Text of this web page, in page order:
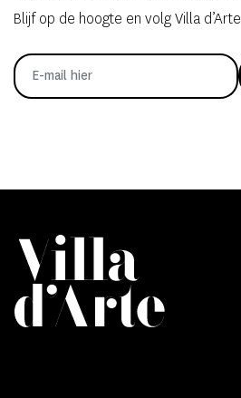
Blijf op de hoogte en volg Villa d’Arte